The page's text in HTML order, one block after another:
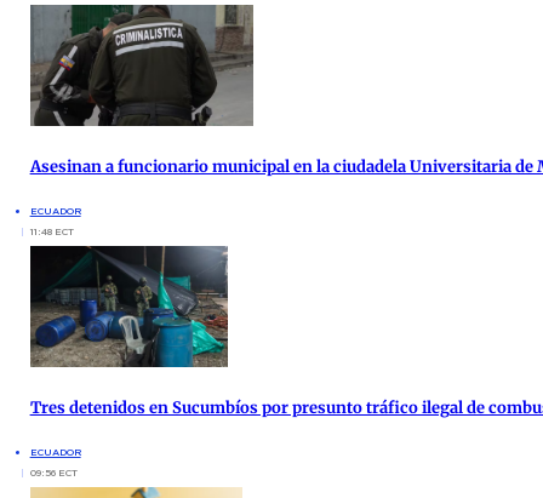
Asesinan a funcionario municipal en la ciudadela Universitaria de
ECUADOR
11:48 ECT
Tres detenidos en Sucumbíos por presunto tráfico ilegal de
ECUADOR
09:56 ECT